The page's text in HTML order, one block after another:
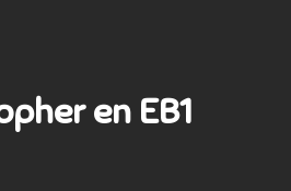
en EB1